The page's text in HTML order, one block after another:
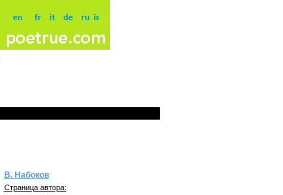
В. Набоков
Страница автора: